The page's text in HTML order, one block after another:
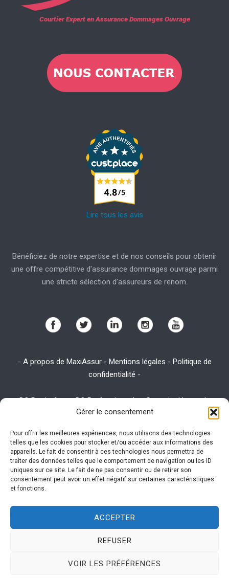
Gérer le consentement
Pour offrir les meilleures expériences, nous utilisons des technologies
telles que les cookies pour stocker et/ou accéder aux informations des
appareils. Le fait de consentir à ces technologies nous permettra de
traiter des données telles que le comportement de navigation ou les ID
uniques sur ce site. Le fait de ne pas consentir ou de retirer son
consentement peut avoir un effet négatif sur certaines caractéristiques
et fonctions.
ACCEPTER
REFUSER
VOIR LES PRÉFÉRENCES
Courtier Expert en Assurance Dommages Ouvrage
Lire tous les avis
Bénéficiez de notre expertise et de nos conseils pour obtenir
une offre compétitive d'assurance dommages ouvrage parmi
une stricte sélection d'assureurs de renom.
- A propos de MaxiAssur - Mentions légales - Politique de
confidentialité -
-DO Particuliers-DO Professionnels-Garantie décennale-
Assurance emprunteur-Assurance habitation
Assurance RC
Ce site utilise des cookies. Visitez la pageutilisation des
cookiesexpliquant la politique des cookies pour plus
MaxiAssur Copyright © 2026 Tous droits réservés. Courtier en